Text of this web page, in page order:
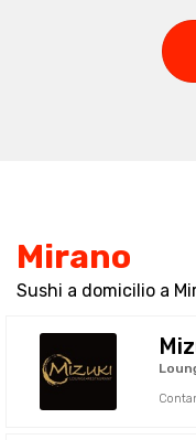
Mirano
Sushi a domicilio a